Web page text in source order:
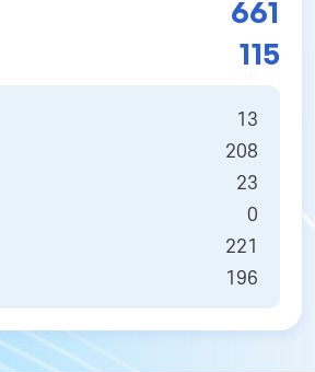
661
115
13
208
23
0
221
196